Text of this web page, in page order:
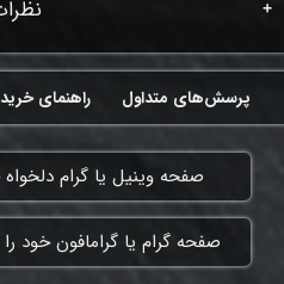
راهنمای پرسش‌های متداول
​صفحه وینیل یا گرام
​صفحه گرام یا گرامافون خود